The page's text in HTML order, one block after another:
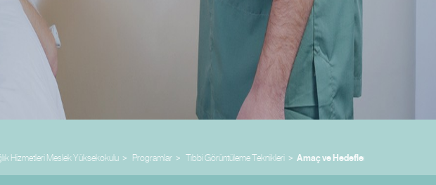
Hizmetleri Meslek Yüksekokulu Programlar Tıbbi Görüntüleme Teknikleri Amaç ve Hedefler